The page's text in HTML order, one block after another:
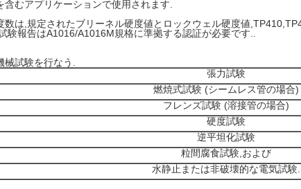
含むアプリケーションで使用されます.
数は,規定されたブリーネル硬度値とロックウェル硬度値
験報告はA1016/A1016M規格に準拠する認証が必要です..
械試験を行なう.
張力試験
燃焼式試験 (シームレス管の場合)
フレンズ試験 (溶接管の場合)
硬度試験
逆平坦化試験
粒間腐食試験,および
水静止または非破壊的な電気試験.